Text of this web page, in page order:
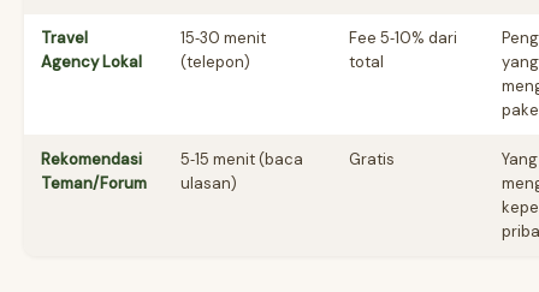
Travel
Agency Lokal
15‑30 menit
(telepon)
Fee 5‑10% dari
total
yang
Rekomendasi
Teman/Forum
5‑15 menit (baca
ulasan)
Gratis
Yang